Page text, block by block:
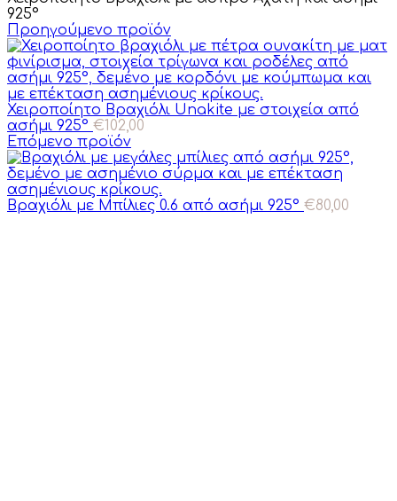
925°
Προηγούμενο προϊόν
Χειροποίητο Βραχιόλι Unakite με στοιχεία από
ασήμι 925° €102,00
Επόμενο προϊόν
Βραχιόλι με Μπίλιες 0.6 από ασήμι 925° €80,00